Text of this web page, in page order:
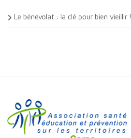
Le bénévolat : la clé pour bien vieillir !